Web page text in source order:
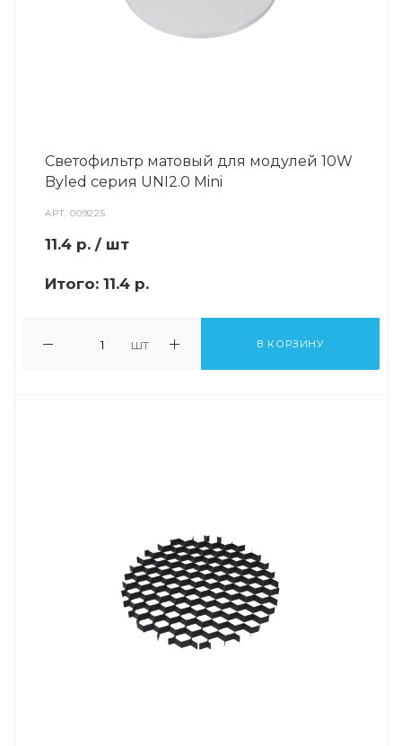
Светофильтр матовый для модулей 10W
Byled серия UNI2.0 Mini
АРТ.009225
11.4 р. / шт
Итого: 11.4 р.
шт В КОРЗИНУ